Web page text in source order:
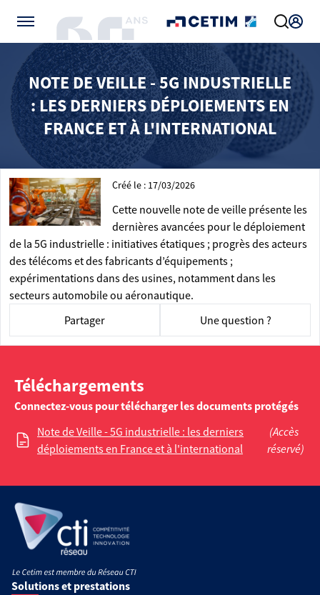
NOTE DE VEILLE - 5G INDUSTRIELLE
: LES DERNIERS DÉPLOIEMENTS EN
FRANCE ET À L'INTERNATIONAL
Créé le : 17/03/2026
Cette nouvelle note de veille présente les
dernières avancées pour le déploiement
de la 5G industrielle : initiatives étatiques ; progrès des acteurs
des télécoms et des fabricants d’équipements ;
expérimentations dans des usines, notamment dans les
secteurs automobile ou aéronautique.
Partager
Une question ?
Téléchargements
Connectez-vous pour télécharger les documents protégés
Note de Veille - 5G industrielle : les derniers
déploiements en France et à l'international
(Accès
réservé)
Solutions et prestations